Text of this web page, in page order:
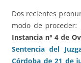
Dos recientes
modo de proceder:
Instancia nº 4 de
Sentencia del
Córdoba de 21 de